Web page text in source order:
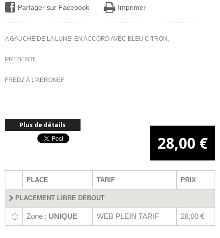
Partager sur Facebook Imprimer
A GAUCHE DE LA LUNE, EN ACCORD AVEC BLEU CITRON,
PRESENTE
FREDZ À L'AÉRONEF
Plus de détails
28,00 €
PLACE TARIF PRIX
PLACEMENT LIBRE DEBOUT
Zone : UNIQUE WEB PLEIN TARIF 28,00 €